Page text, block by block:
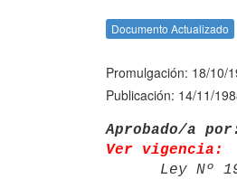
Documento Actualizado
Promulgación: 18/10/
Publicación: 14/11/
Aprobado/a
Ver vigencia:
Ley Nº